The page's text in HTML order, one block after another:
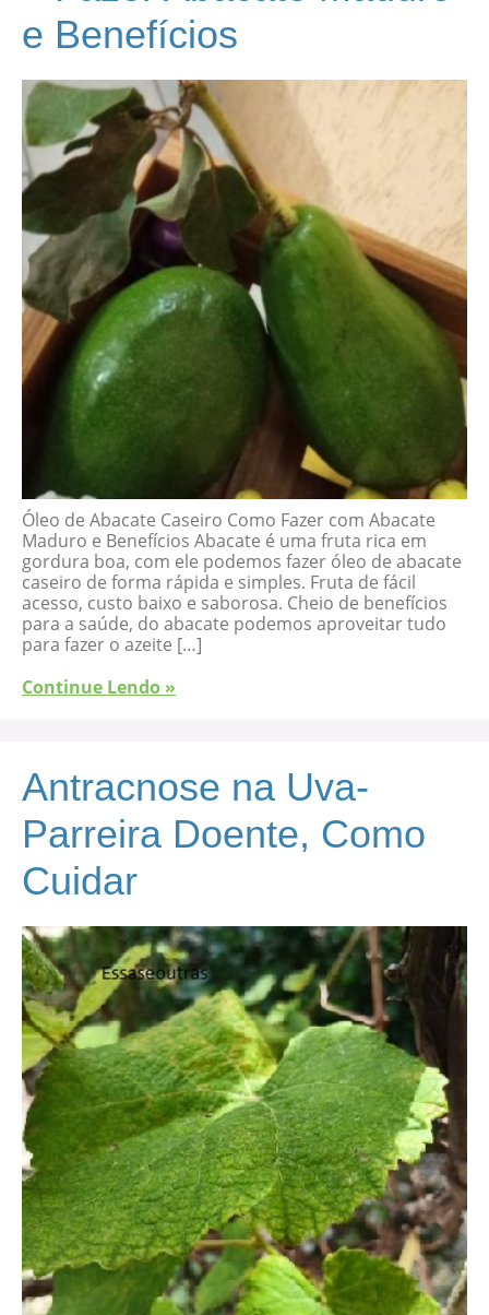
e Benefícios
Óleo de Abacate Caseiro Como Fazer com Abacate
Maduro e Benefícios Abacate é uma fruta rica em
gordura boa, com ele podemos fazer óleo de abacate
caseiro de forma rápida e simples. Fruta de fácil
acesso, custo baixo e saborosa. Cheio de benefícios
para a saúde, do abacate podemos aproveitar tudo
para fazer o azeite […]
Continue Lendo »
Antracnose na Uva-
Parreira Doente, Como
Cuidar